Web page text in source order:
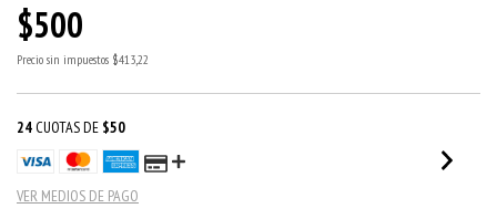
$500
Precio sin impuestos $413,22
24 CUOTAS DE $50
VER MEDIOS DE PAGO